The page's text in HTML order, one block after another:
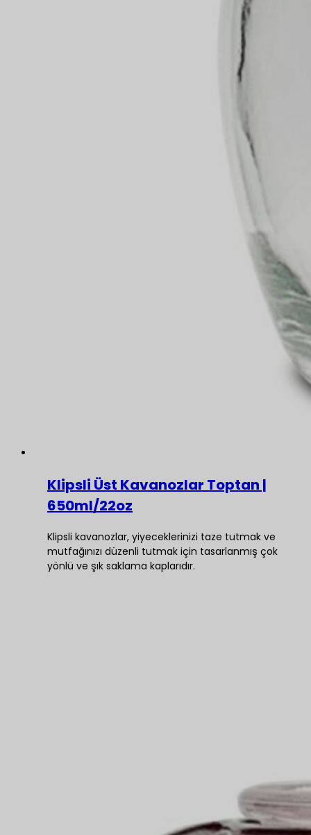
Klipsli Üst Kavanozlar Toptan |
650ml/22oz
Klipsli kavanozlar, yiyeceklerinizi taze tutmak ve
mutfağınızı düzenli tutmak için tasarlanmış çok
yönlü ve şık saklama kaplarıdır.